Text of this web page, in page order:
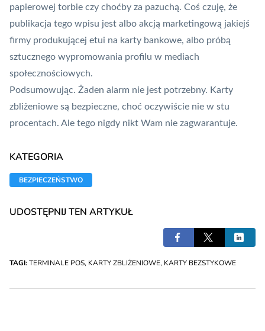
papierowej torbie czy choćby za pazuchą. Coś czuję, że
publikacja tego wpisu jest albo akcją marketingową jakiejś
firmy produkującej etui na karty bankowe, albo próbą
sztucznego wypromowania profilu w mediach
społecznościowych.
Podsumowując. Żaden alarm nie jest potrzebny. Karty
zbliżeniowe są bezpieczne, choć oczywiście nie w stu
procentach. Ale tego nigdy nikt Wam nie zagwarantuje.
KATEGORIA
BEZPIECZEŃSTWO
UDOSTĘPNIJ TEN ARTYKUŁ
TAGI:TERMINALE POS, KARTY ZBLIŻENIOWE, KARTY BEZSTYKOWE